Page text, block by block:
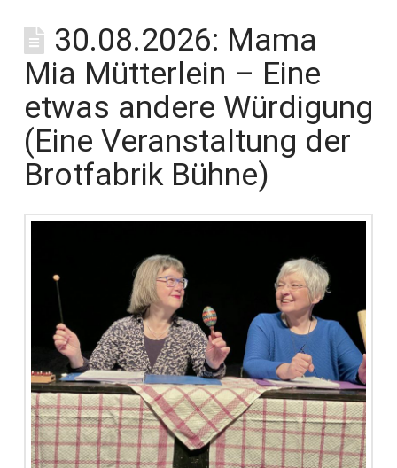
30.08.2026: Mama
Mia Mütterlein – Eine
etwas andere Würdigung
(Eine Veranstaltung der
Brotfabrik Bühne)